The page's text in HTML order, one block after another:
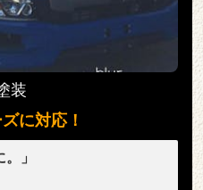
装
に対応！
」